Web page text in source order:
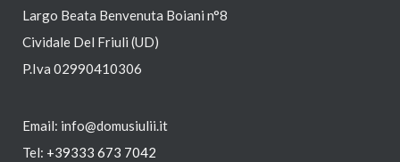
Largo Beata Benvenuta Boiani n°8
Cividale Del Friuli (UD)
P.Iva 02990410306
Email: info@domusiulii.it
Tel: +39333 673 7042